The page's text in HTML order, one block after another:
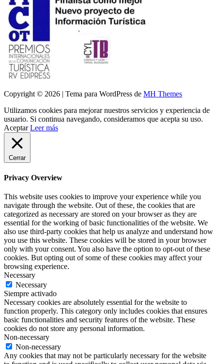
Copyright © 2026 | Tema para WordPress de MH Themes
Utilizamos cookies para mejorar nuestros servicios y experiencia de
usuario. Si continua navegando, consideramos que acepta su uso.
Aceptar Leer más
Cerrar
Privacy Overview
This website uses cookies to improve your experience while you
navigate through the website. Out of these, the cookies that are
categorized as necessary are stored on your browser as they are
essential for the working of basic functionalities of the website. We
also use third-party cookies that help us analyze and understand how
you use this website. These cookies will be stored in your browser
only with your consent. You also have the option to opt-out of these
cookies. But opting out of some of these cookies may affect your
browsing experience.
Necessary
Necessary
Siempre activado
Necessary cookies are absolutely essential for the website to
function properly. This category only includes cookies that ensures
basic functionalities and security features of the website. These
cookies do not store any personal information.
Non-necessary
Non-necessary
Any cookies that may not be particularly necessary for the website